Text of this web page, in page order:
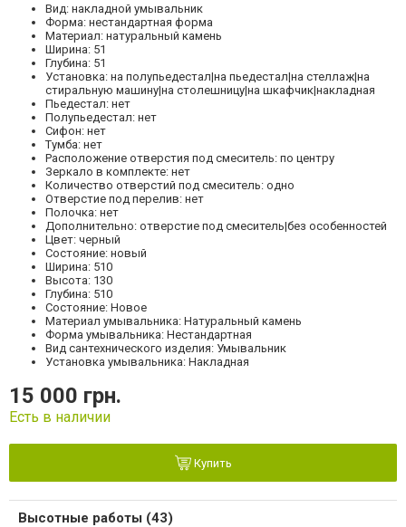
Вид: накладной умывальник
Форма: нестандартная форма
Материал: натуральный камень
Ширина: 51
Глубина: 51
Установка: на полупьедестал|на пьедестал|на стеллаж|на
стиральную машину|на столешницу|на шкафчик|накладная
Пьедестал: нет
Полупьедестал: нет
Сифон: нет
Тумба: нет
Расположение отверстия под смеситель: по центру
Зеркало в комплекте: нет
Количество отверстий под смеситель: одно
Отверстие под перелив: нет
Полочка: нет
Дополнительно: отверстие под смеситель|без особенностей
Цвет: черный
Состояние: новый
Ширина: 510
Высота: 130
Глубина: 510
Состояние: Новое
Материал умывальника: Натуральный камень
Форма умывальника: Нестандартная
Вид сантехнического изделия: Умывальник
Установка умывальника: Накладная
15 000 грн.
Есть в наличии
Купить
Высотные работы (43)